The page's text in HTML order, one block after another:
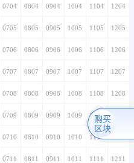
0704 0804 0904 1004 1104 1204
0705 0805 0905 1005 1105 1205
0706 0806 0906 1006 1106 1206
0707 0807 0907 1007 1107 1207
0708 0808 0908 1008 1108 1208
0709 0809 0909 1009 1109
0710 0810 0910 1010 1110
0711 0811 0911 1011 1111 1211
购买
区块